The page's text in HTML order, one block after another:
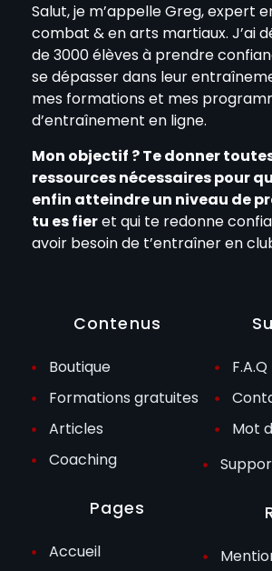
Salut, je m’appelle Greg, expert
combat & en arts martiaux. J’ai
de 3000 élèves à prendre
se dépasser dans leur
mes formations et mes
d’entraînement en ligne.
Mon objectif ? Te donner
ressources nécessaires pour
enfin atteindre un niveau de
tu es fieret qui te redonne
avoir besoin de t’entraîner en
Contenus
Boutique
Formations gratuites
Articles
Coaching
Pages
Accueil
F.A.Q
Mot